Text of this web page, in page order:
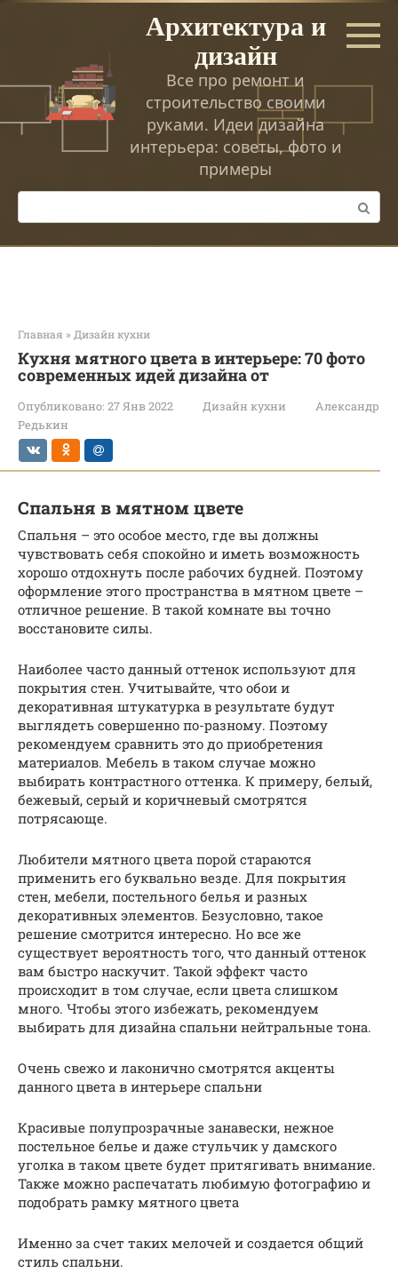
Перейти
Архитектура и
дизайн
Все про ремонт и
строительство своими
руками. Идеи дизайна
интерьера: советы, фото и
примеры
Поиск:
Главная » Дизайн кухни
Кухня мятного цвета в интерьере: 70 фото
современных идей дизайна от
Опубликовано: 27 Янв 2022 Дизайн кухни
Александр
Редькин
Спальня в мятном цвете
Спальня – это особое место, где вы должны
чувствовать себя спокойно и иметь возможность
хорошо отдохнуть после рабочих будней. Поэтому
оформление этого пространства в мятном цвете –
отличное решение. В такой комнате вы точно
восстановите силы.
Наиболее часто данный оттенок используют для
покрытия стен. Учитывайте, что обои и
декоративная штукатурка в результате будут
выглядеть совершенно по-разному. Поэтому
рекомендуем сравнить это до приобретения
материалов. Мебель в таком случае можно
выбирать контрастного оттенка. К примеру, белый,
бежевый, серый и коричневый смотрятся
потрясающе.
Любители мятного цвета порой стараются
применить его буквально везде. Для покрытия
стен, мебели, постельного белья и разных
декоративных элементов. Безусловно, такое
решение смотрится интересно. Но все же
существует вероятность того, что данный оттенок
вам быстро наскучит. Такой эффект часто
происходит в том случае, если цвета слишком
много. Чтобы этого избежать, рекомендуем
выбирать для дизайна спальни нейтральные тона.
Очень свежо и лаконично смотрятся акценты
данного цвета в интерьере спальни
Красивые полупрозрачные занавески, нежное
постельное белье и даже стульчик у дамского
уголка в таком цвете будет притягивать внимание.
Также можно распечатать любимую фотографию и
подобрать рамку мятного цвета
Именно за счет таких мелочей и создается общий
стиль спальни.